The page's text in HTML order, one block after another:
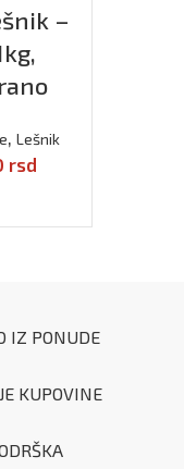
–
, Lešnik
rsd
IZ PONUDE
KUPOVINE